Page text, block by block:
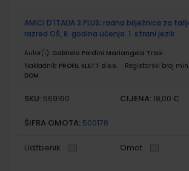
AMICI D'ITALIA 3 PLUS; radna bilježnica za
razred OŠ, 8. godina učenja. 1. strani jezik
Autor(i): Gabriela Pordini Mariangela Trasi
Nakladnik: PROFIL KLETT d.o.o. Registarski broj
DOM
SKU: 569160 CIJENA: 18,00 €
ŠIFRA OMOTA: 500178
Udžbenik Omot